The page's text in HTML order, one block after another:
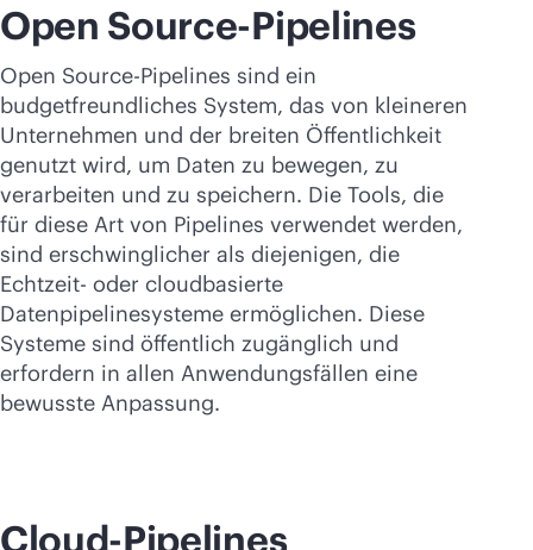
Open Source-Pipelines
Open Source-Pipelines sind ein
budgetfreundliches System, das von kleineren
Unternehmen und der breiten Öffentlichkeit
genutzt wird, um Daten zu bewegen, zu
verarbeiten und zu speichern. Die Tools, die
für diese Art von Pipelines verwendet werden,
sind erschwinglicher als diejenigen, die
Echtzeit- oder cloudbasierte
Datenpipelinesysteme ermöglichen. Diese
Systeme sind öffentlich zugänglich und
erfordern in allen Anwendungsfällen eine
bewusste Anpassung.
Cloud-Pipelines